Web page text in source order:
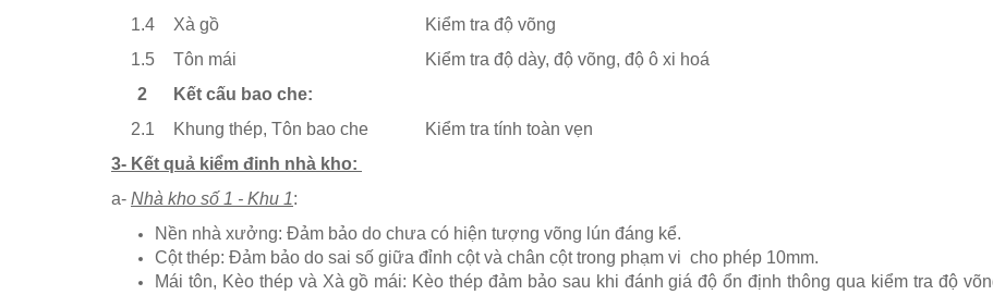
1.4
Xà gồ
Kiểm tra độ võng
1.5
Tôn mái
Kiểm tra độ dày, độ võng, độ ô xi hoá
2
Kết cấu bao che:
2.1
Khung thép, Tôn bao che
Kiểm tra tính toàn vẹn
3- Kết quả kiểm đinh nhà kho:
a- Nhà kho số 1 - Khu 1:
Nền nhà xưởng: Đảm bảo do chưa có hiện tượng võng lún đáng kể.
Cột thép: Đảm bảo do sai số giữa đỉnh cột và chân cột trong phạm vi cho phép 10mm.
Mái tôn, Kèo thép và Xà gồ mái: Kèo thép đảm bảo sau khi đánh giá độ ổn định thông qua kiểm tra độ